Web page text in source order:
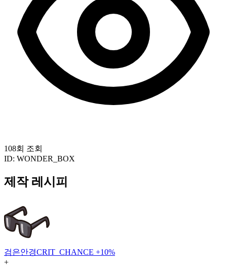
108회 조회
ID: WONDER_BOX
제작 레시피
검은안경CRIT_CHANCE +10%
+